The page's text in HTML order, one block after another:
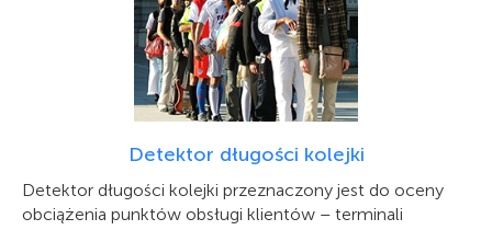
Detektor długości kolejki
Detektor długości kolejki przeznaczony jest do oceny
obciążenia punktów obsługi klientów – terminali